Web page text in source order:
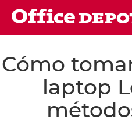
Cómo
laptop